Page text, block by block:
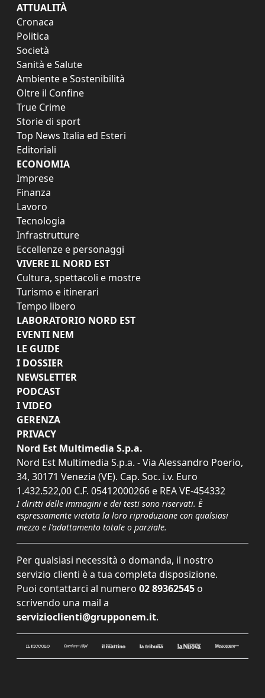
ATTUALITÀ
Cronaca
Politica
Società
Sanità e Salute
Ambiente e Sostenibilità
Oltre il Confine
True Crime
Storie di sport
Top News Italia ed Esteri
Editoriali
ECONOMIA
Imprese
Finanza
Lavoro
Tecnologia
Infrastrutture
Eccellenze e personaggi
VIVERE IL NORD EST
Cultura, spettacoli e mostre
Turismo e itinerari
Tempo libero
LABORATORIO NORD EST
EVENTI NEM
LE GUIDE
I DOSSIER
NEWSLETTER
PODCAST
I VIDEO
GERENZA
PRIVACY
Nord Est Multimedia S.p.a.
Nord Est Multimedia S.p.a. - Via Alessandro Poerio,
34, 30171 Venezia (VE). Cap. Soc. i.v. Euro
1.432.522,00 C.F. 05412000266 e REA VE-454332
I diritti delle immagini e dei testi sono riservati. È
espressamente vietata la loro riproduzione con qualsiasi
mezzo e l'adattamento totale o parziale.
Per qualsiasi necessità o domanda, il nostro
servizio clienti è a tua completa disposizione.
Puoi contattarci al numero 02 89362545 o
scrivendo una mail a
servizioclienti@grupponem.it.